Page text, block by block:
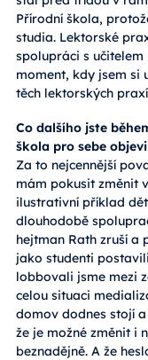
Přírodní škola,
studia. Lektorské
spolupráci s
moment, kdy jsem si
těch lektorských
Co dalšího jste
škola pro sebe
Za to nejcennější
mám pokusit změnit
ilustrativní příklad
dlouhodobě
hejtman Rath zruší a
jako studenti
lobbovali jsme mezi
celou situaci
domov dodnes stojí
že je možné změnit i
beznadějně. A že